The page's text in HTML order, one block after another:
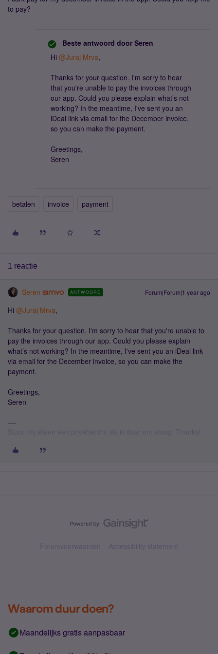
to pay?
Beste antwoord door Seren
Hi ​ @Juraj Mrva,
Thanks for your question. I'm sorry to hear
that you're unable to pay the invoices through
our app. Could you please explain what’s not
working? In the meantime, I've sent you an
iDeal link via email for the December invoice,
so you can make the payment.
Greetings,
Seren
betalen invoice payment
1 reactie
Seren ANTWOORD Forum|Forum|1 year ago
Hi ​ @Juraj Mrva,
Thanks for your question. I'm sorry to hear that you're unable to
pay the invoices through our app. Could you please explain
what’s not working? In the meantime, I've sent you an iDeal link
via email for the December invoice, so you can make the
payment.
Greetings,
Seren
Forumvoorwaarden Accessibility statement
Waarom duur doen?
Maandelijks gratis aanpasbaar